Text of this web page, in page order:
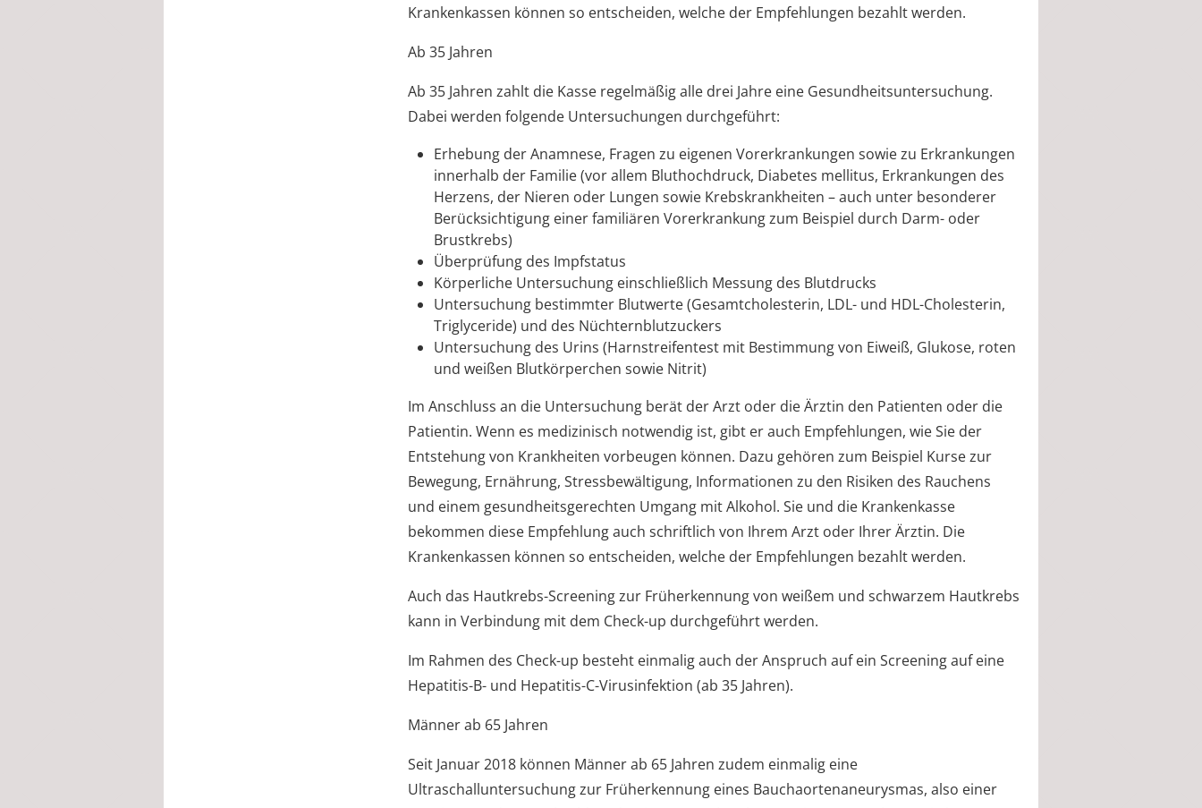
Krankenkassen können so entscheiden, welche der Empfehlungen bezahlt werden.
Ab 35 Jahren
Ab 35 Jahren zahlt die Kasse regelmäßig alle drei Jahre eine Gesundheitsuntersuchung.
Dabei werden folgende Untersuchungen durchgeführt:
Erhebung der Anamnese, Fragen zu eigenen Vorerkrankungen sowie zu Erkrankungen
innerhalb der Familie (vor allem Bluthochdruck, Diabetes mellitus, Erkrankungen des
Herzens, der Nieren oder Lungen sowie Krebskrankheiten – auch unter besonderer
Berücksichtigung einer familiären Vorerkrankung zum Beispiel durch Darm- oder
Brustkrebs)
Überprüfung des Impfstatus
Körperliche Untersuchung einschließlich Messung des Blutdrucks
Untersuchung bestimmter Blutwerte (Gesamtcholesterin, LDL- und HDL-Cholesterin,
Triglyceride) und des Nüchternblutzuckers
Untersuchung des Urins (Harnstreifentest mit Bestimmung von Eiweiß, Glukose, roten
und weißen Blutkörperchen sowie Nitrit)
Im Anschluss an die Untersuchung berät der Arzt oder die Ärztin den Patienten oder die
Patientin. Wenn es medizinisch notwendig ist, gibt er auch Empfehlungen, wie Sie der
Entstehung von Krankheiten vorbeugen können. Dazu gehören zum Beispiel Kurse zur
Bewegung, Ernährung, Stressbewältigung, Informationen zu den Risiken des Rauchens
und einem gesundheitsgerechten Umgang mit Alkohol. Sie und die Krankenkasse
bekommen diese Empfehlung auch schriftlich von Ihrem Arzt oder Ihrer Ärztin. Die
Krankenkassen können so entscheiden, welche der Empfehlungen bezahlt werden.
Auch das Hautkrebs-Screening zur Früherkennung von weißem und schwarzem Hautkrebs
kann in Verbindung mit dem Check-up durchgeführt werden.
Im Rahmen des Check-up besteht einmalig auch der Anspruch auf ein Screening auf eine
Hepatitis-B- und Hepatitis-C-Virusinfektion (ab 35 Jahren).
Männer ab 65 Jahren
Seit Januar 2018 können Männer ab 65 Jahren zudem einmalig eine
Ultraschalluntersuchung zur Früherkennung eines Bauchaortenaneurysmas, also einer